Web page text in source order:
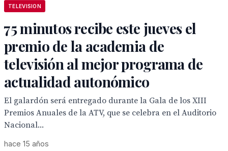
TELEVISION
75 minutos recibe este jueves el
premio de la academia de
televisión al mejor programa de
actualidad autonómico
El galardón será entregado durante la Gala de los XIII
Premios Anuales de la ATV, que se celebra en el Auditorio
Nacional...
hace 15 años